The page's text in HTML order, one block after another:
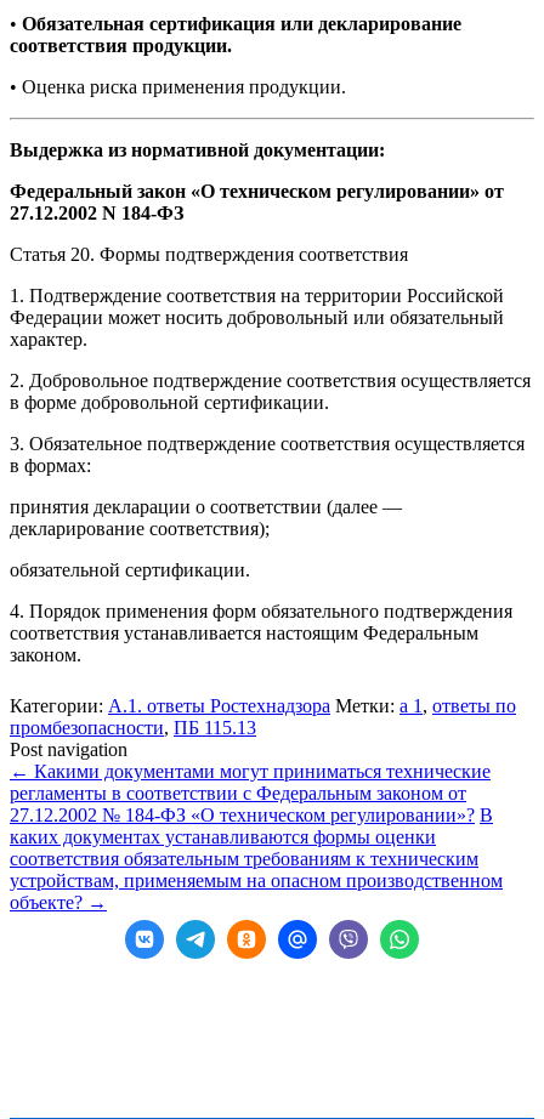
• Обязательная сертификация или декларирование
соответствия продукции.
• Оценка риска применения продукции.
Выдержка из нормативной документации:
Федеральный закон «О техническом регулировании» от
27.12.2002 N 184-ФЗ
Статья 20. Формы подтверждения соответствия
1. Подтверждение соответствия на территории Российской
Федерации может носить добровольный или обязательный
характер.
2. Добровольное подтверждение соответствия осуществляется
в форме добровольной сертификации.
3. Обязательное подтверждение соответствия осуществляется
в формах:
принятия декларации о соответствии (далее —
декларирование соответствия);
обязательной сертификации.
4. Порядок применения форм обязательного подтверждения
соответствия устанавливается настоящим Федеральным
законом.
Категории: А.1. ответы Ростехнадзора Метки: а 1 , ответы по
промбезопасности, ПБ 115.13
Post navigation
← Какими документами могут приниматься технические
регламенты в соответствии с Федеральным законом от
27.12.2002 № 184-ФЗ «О техническом регулировании»? В
каких документах устанавливаются формы оценки
соответствия обязательным требованиям к техническим
устройствам, применяемым на опасном производственном
объекте? →